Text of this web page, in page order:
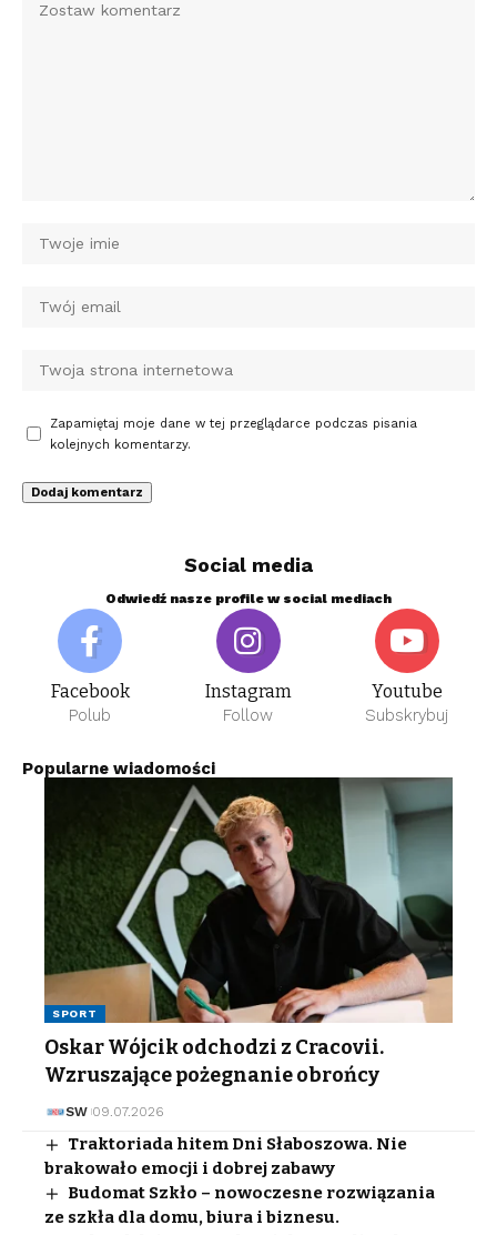
Zapamiętaj moje dane w tej przeglądarce podczas pisania
kolejnych komentarzy.
Social media
Odwiedź nasze profile w social mediach
Facebook
Polub
Instagram
Follow
Youtube
Subskrybuj
Popularne wiadomości
SPORT
Oskar Wójcik odchodzi z Cracovii.
Wzruszające pożegnanie obrońcy
SW 09.07.2026
Traktoriada hitem Dni Słaboszowa. Nie
brakowało emocji i dobrej zabawy
Budomat Szkło – nowoczesne rozwiązania
ze szkła dla domu, biura i biznesu.